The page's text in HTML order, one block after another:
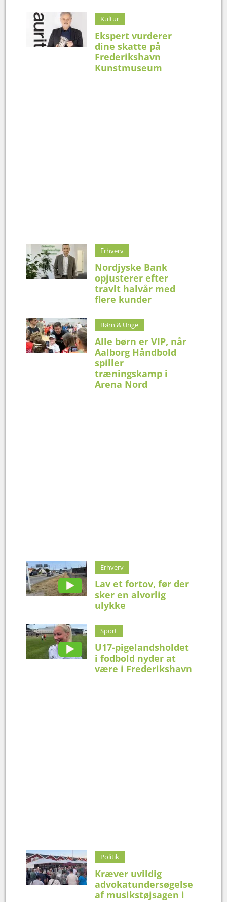
Kultur
Ekspert vurderer
dine skatte på
Frederikshavn
Kunstmuseum
Erhverv
Nordjyske Bank
opjusterer efter
travlt halvår med
flere kunder
Børn & Unge
Alle børn er VIP, når
Aalborg Håndbold
spiller
træningskamp i
Arena Nord
Erhverv
Lav et fortov, før der
sker en alvorlig
ulykke
Sport
U17-pigelandsholdet
i fodbold nyder at
være i Frederikshavn
Politik
Kræver uvildig
advokatundersøgelse
af musikstøjsagen i